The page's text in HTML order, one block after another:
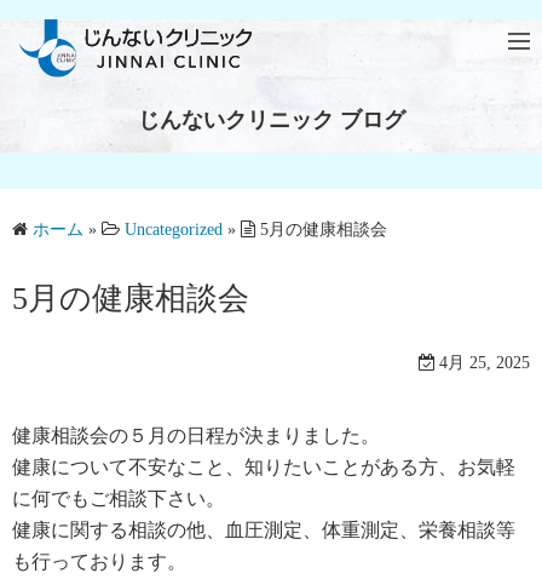
じんないクリニック ブログ
ホーム » Uncategorized » 5月の健康相談会
5月の健康相談会
4月 25, 2025
健康相談会の５月の日程が決まりました。
健康について不安なこと、知りたいことがある方、お気軽
に何でもご相談下さい。
健康に関する相談の他、血圧測定、体重測定、栄養相談等
も行っております。